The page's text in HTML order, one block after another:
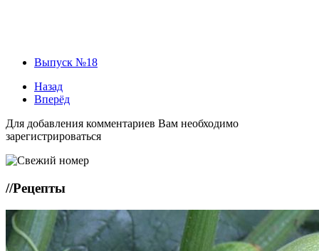
Выпуск №18
Назад
Вперёд
Для добавления комментариев Вам необходимо
зарегистрироваться
//Рецепты